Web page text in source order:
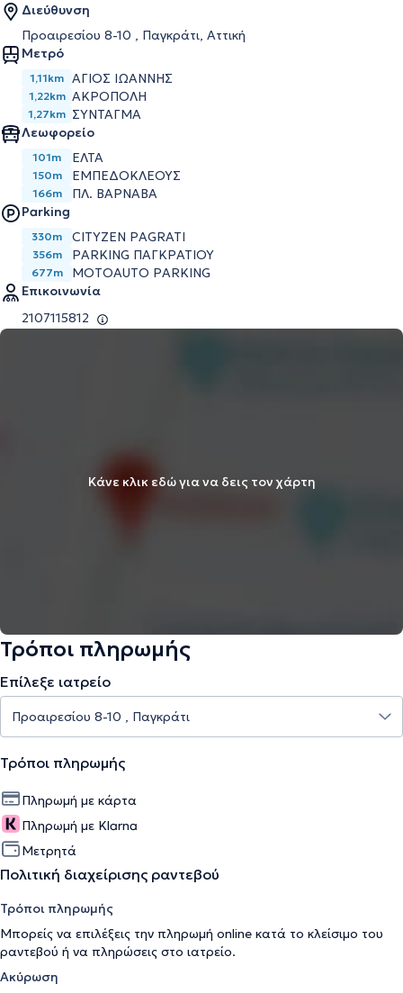
Διεύθυνση
Προαιρεσίου 8-10 , Παγκράτι, Αττική
Μετρό
1,11km ΑΓΙΟΣ ΙΩΑΝΝΗΣ
1,22km ΑΚΡΟΠΟΛΗ
1,27km ΣΥΝΤΑΓΜΑ
Λεωφορείο
101m ΕΛΤΑ
150m ΕΜΠΕΔΟΚΛΕΟΥΣ
166m
ΠΛ. ΒΑΡΝΑΒΑ
Parking
330m CITYZEN PAGRATI
356m PARKING ΠΑΓΚΡΑΤΙΟΥ
677m
MOTOAUTO PARKING
Επικοινωνία
2107115812
Κάνε κλικ εδώ για να δεις τον χάρτη
Τρόποι πληρωμής
Επίλεξε ιατρείο
Τρόποι πληρωμής
Πληρωμή με κάρτα
Πληρωμή με Klarna
Μετρητά
Πολιτική διαχείρισης ραντεβού
Τρόποι πληρωμής
Μπορείς να επιλέξεις την πληρωμή online κατά το κλείσιμο του
ραντεβού ή να πληρώσεις στο ιατρείο.
Ακύρωση